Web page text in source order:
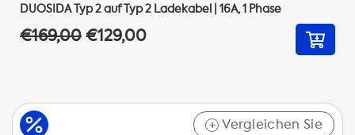
DUOSIDA Typ 2 auf Typ 2 Ladekabel | 16A, 1 Phase
€169,00€129,00
+ Vergleichen Sie